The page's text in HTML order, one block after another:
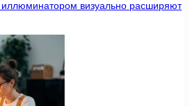
иллюминатором визуально расширяют